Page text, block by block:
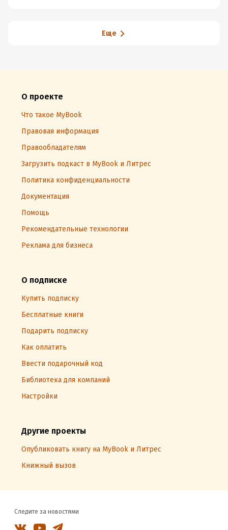
Еще
О проекте
Что такое MyBook
Правовая информация
Правообладателям
Загрузить подкаст в MyBook и Литрес
Политика конфиденциальности
Документация
Помощь
Рекомендательные технологии
Реклама для бизнеса
О подписке
Купить подписку
Бесплатные книги
Подарить подписку
Как оплатить
Ввести подарочный код
Библиотека для компаний
Настройки
Другие проекты
Опубликовать книгу на MyBook и Литрес
Книжный вызов
Следите за новостями